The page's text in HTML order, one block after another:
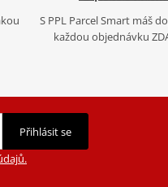
S PPL Parcel Smart máš
každou objednávku
Přihlásit se